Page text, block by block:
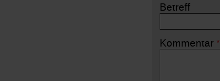
Betreff
Kommentar